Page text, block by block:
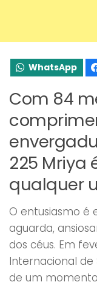
WhatsApp
Com 84
225 Mriya
qualquer
O entusiasmo é
aguarda,
dos céus. Em
Internacional de
de um